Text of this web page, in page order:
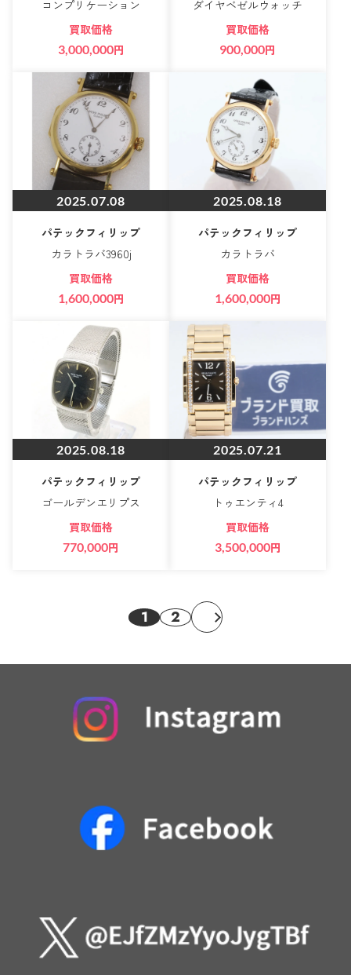
コンプリケーション
買取価格
3,000,000円
ダイヤベゼルウォッチ
買取価格
900,000円
2025.07.08
パテックフィリップ
カラトラバ3960j
買取価格
1,600,000円
2025.08.18
パテックフィリップ
カラトラバ
買取価格
1,600,000円
2025.08.18
パテックフィリップ
ゴールデンエリプス
買取価格
770,000円
2025.07.21
パテックフィリップ
トゥエンティ4
買取価格
3,500,000円
1 2